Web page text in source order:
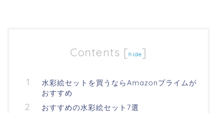
Contents [ hide]
水彩絵セットを買うならAmazonプライムが
おすすめ
おすすめの水彩絵セット7選